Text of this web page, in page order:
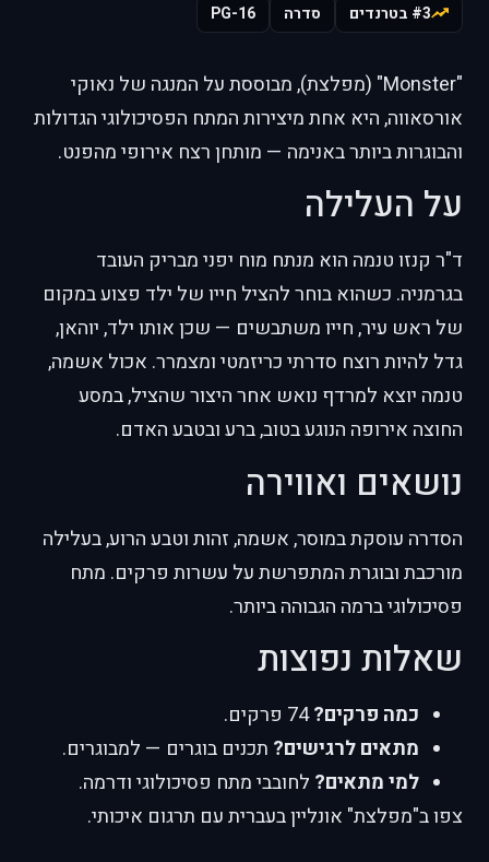
#3 בטרנדים סדרה PG-16
"Monster" (מפלצת), מבוססת על המנגה של נאוקי
אורסאווה, היא אחת מיצירות המתח הפסיכולוגי הגדולות
והבוגרות ביותר באנימה — מותחן רצח אירופי מהפנט.
על העלילה
ד"ר קנזו טנמה הוא מנתח מוח יפני מבריק העובד
בגרמניה. כשהוא בוחר להציל חייו של ילד פצוע במקום
של ראש עיר, חייו משתבשים — שכן אותו ילד, יוהאן,
גדל להיות רוצח סדרתי כריזמטי ומצמרר. אכול אשמה,
טנמה יוצא למרדף נואש אחר היצור שהציל, במסע
החוצה אירופה הנוגע בטוב, ברע ובטבע האדם.
נושאים ואווירה
הסדרה עוסקת במוסר, אשמה, זהות וטבע הרוע, בעלילה
מורכבת ובוגרת המתפרשת על עשרות פרקים. מתח
פסיכולוגי ברמה הגבוהה ביותר.
שאלות נפוצות
כמה פרקים?74 פרקים.
מתאים לרגישים? תכנים בוגרים — למבוגרים.
למי מתאים? לחובבי מתח פסיכולוגי ודרמה.
צפו ב"מפלצת" אונליין בעברית עם תרגום איכותי.